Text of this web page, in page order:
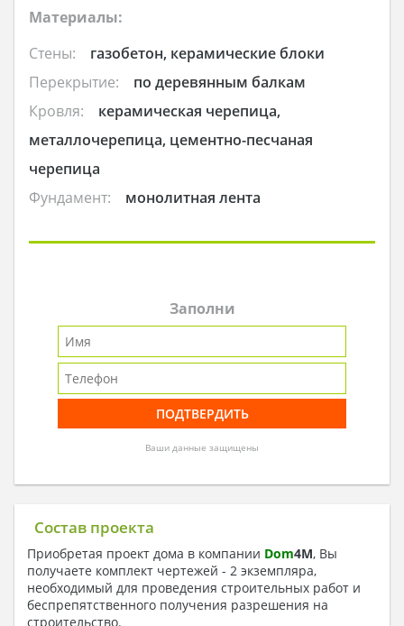
Материалы:
Стены:
газобетон, керамические блоки
Перекрытие:
по деревянным балкам
Кровля:
керамическая черепица,
металлочерепица, цементно-песчаная
черепица
Фундамент:
монолитная лента
Заполни
Ваши данные защищены
Состав проекта
Приобретая проект дома в компании Dom4M, Вы
получаете комплект чертежей - 2 экземпляра,
необходимый для проведения строительных работ и
беспрепятственного получения разрешения на
строительство.